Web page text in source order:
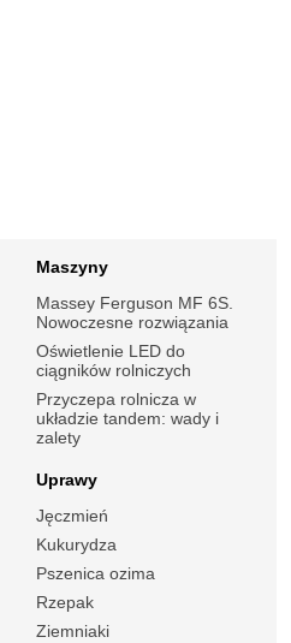
Maszyny
Massey Ferguson MF 6S.
Nowoczesne rozwiązania
Oświetlenie LED do
ciągników rolniczych
Przyczepa rolnicza w
układzie tandem: wady i
zalety
Uprawy
Jęczmień
Kukurydza
Pszenica ozima
Rzepak
Ziemniaki